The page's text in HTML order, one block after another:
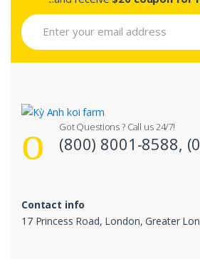
Got Questions ? Call us 24/7!
(800) 8001-8588,
Contact info
17 Princess Road, London, Greater